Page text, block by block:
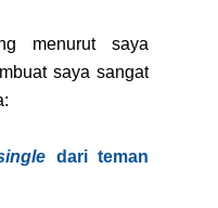
menurut saya
saya sangat
dari teman